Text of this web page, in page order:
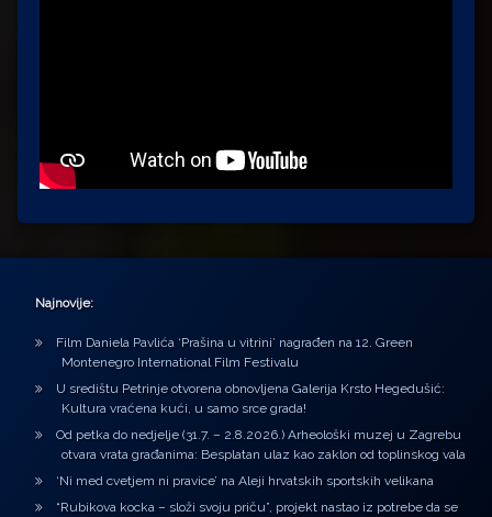
Najnovije:
Film Daniela Pavlića ‘Prašina u vitrini’ nagrađen na 12. Green
Montenegro International Film Festivalu
U središtu Petrinje otvorena obnovljena Galerija Krsto Hegedušić:
Kultura vraćena kući, u samo srce grada!
Od petka do nedjelje (31.7. – 2.8.2026.) Arheološki muzej u Zagrebu
otvara vrata građanima: Besplatan ulaz kao zaklon od toplinskog vala
‘Ni med cvetjem ni pravice’ na Aleji hrvatskih sportskih velikana
“Rubikova kocka – složi svoju priču”, projekt nastao iz potrebe da se